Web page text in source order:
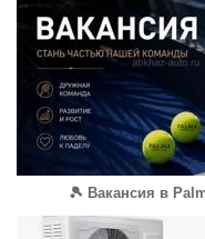
🎾 Вакансия в